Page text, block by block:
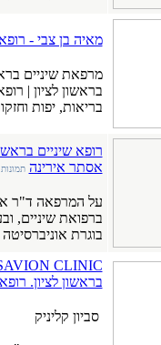
מאיה בן צבי -
מרפאת שיניים
בראשון לציון |
בריאות, יפות
רופא שיניים
אסתר אירינה תמונות
ברפואת שיניים,
בוגרת
בראשון לציון.
סביון קליניק